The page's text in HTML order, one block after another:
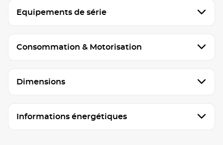
Equipements de série
Consommation & Motorisation
Dimensions
Informations énergétiques